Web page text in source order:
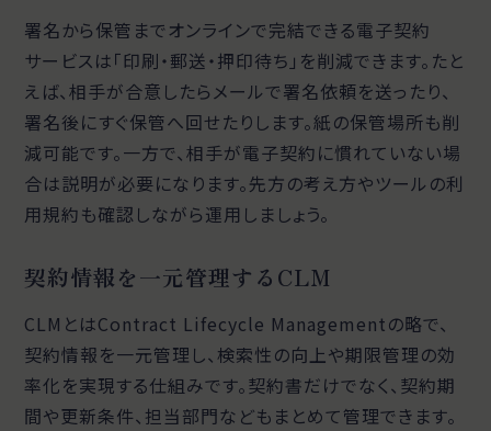
署名から保管までオンラインで完結できる電子契約
サービスは「印刷・郵送・押印待ち」を削減できます。たと
えば、相手が合意したらメールで署名依頼を送ったり、
署名後にすぐ保管へ回せたりします。紙の保管場所も削
減可能です。一方で、相手が電子契約に慣れていない場
合は説明が必要になります。先方の考え方やツールの利
用規約も確認しながら運用しましょう。
契約情報を一元管理するCLM
CLMとはContract Lifecycle Managementの略で、
契約情報を一元管理し、検索性の向上や期限管理の効
率化を実現する仕組みです。契約書だけでなく、契約期
間や更新条件、担当部門などもまとめて管理できます。